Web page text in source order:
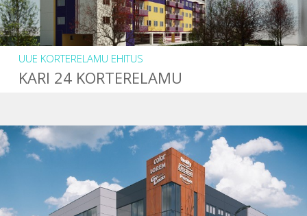
UUE KORTERELAMU EHITUS
KARI 24 KORTERELAMU